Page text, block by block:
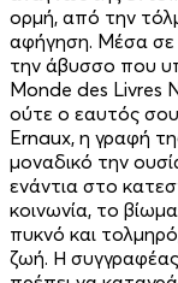
ορμή, από την
αφήγηση. Μέσα σε
την άβυσσο που
Monde des Livres
ούτε ο εαυτός
Ernaux, η γραφή
μοναδικό την
ενάντια στο
κοινωνία, το
πυκνό και
ζωή. Η συγγραφέας